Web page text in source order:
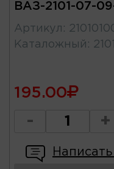
ВАЗ-2101-07-
Артикул :
Каталожный :
195.00
- +